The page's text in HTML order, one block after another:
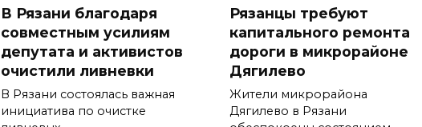
В Рязани благодаря
совместным усилиям
депутата и активистов
очистили ливневки
В Рязани состоялась важная
инициатива по очистке
Рязанцы требуют
капитального ремонта
дороги в микрорайоне
Дягилево
Жители микрорайона
Дягилево в Рязани